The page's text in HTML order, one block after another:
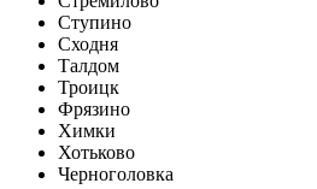
Ступино
Сходня
Талдом
Троицк
Фрязино
Химки
Хотьково
Черноголовка